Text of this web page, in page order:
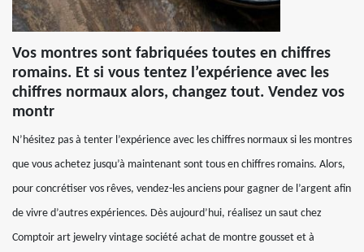
Vos montres sont fabriquées toutes en chiffres
romains. Et si vous tentez l’expérience avec les
chiffres normaux alors, changez tout. Vendez vos
montr
N’hésitez pas à tenter l’expérience avec les chiffres normaux si les montres
que vous achetez jusqu’à maintenant sont tous en chiffres romains. Alors,
pour concrétiser vos rêves, vendez-les anciens pour gagner de l’argent afin
de vivre d’autres expériences. Dès aujourd’hui, réalisez un saut chez
Comptoir art jewelry vintage société achat de montre gousset et à